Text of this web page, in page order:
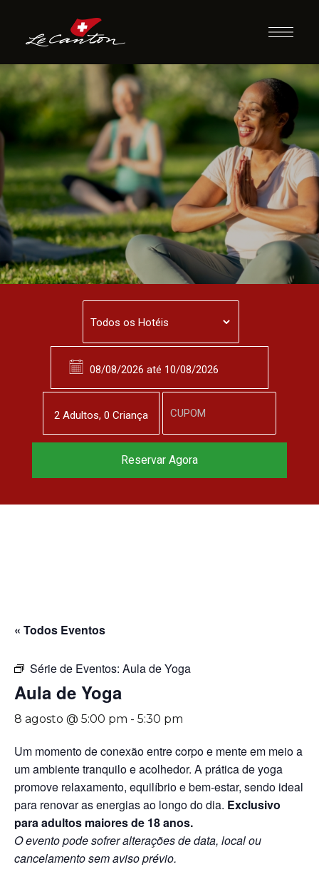
Aula de Yoga
« Todos Eventos
Série de Eventos: Aula de Yoga
Aula de Yoga
8 agosto @ 5:00 pm - 5:30 pm
Um momento de conexão entre corpo e mente em meio a
um ambiente tranquilo e acolhedor. A prática de yoga
promove relaxamento, equilíbrio e bem-estar, sendo ideal
para renovar as energias ao longo do dia. Exclusivo
para adultos maiores de 18 anos.
O evento pode sofrer alterações de data, local ou
cancelamento sem aviso prévio.
2 Adultos, 0 Criança
Reservar Agora